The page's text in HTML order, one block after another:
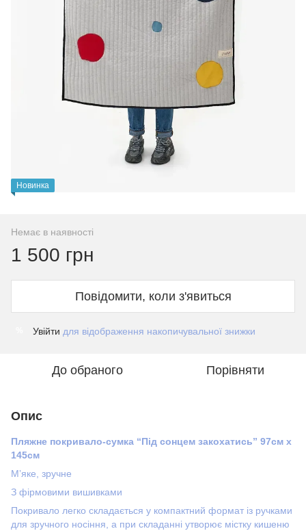
Новинка
Немає в наявності
1 500 грн
Повідомити, коли з'явиться
Увійти для відображення накопичувальної знижки
До обраного Порівняти
Опис
Пляжне покривало-сумка “Під сонцем закохатись” 97см х
145см
Мʼяке, зручне
З фірмовими вишивками
Покривало легко складається у компактний формат із ручками
для зручного носіння, а при складанні утворює містку кишеню